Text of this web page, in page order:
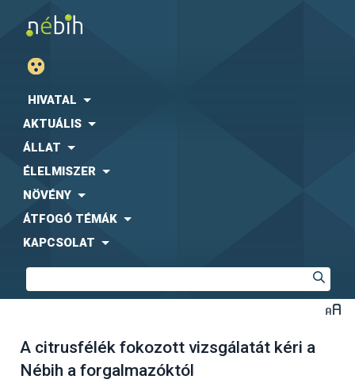
HIVATAL
AKTUÁLIS
ÁLLAT
ÉLELMISZER
NÖVÉNY
ÁTFOGÓ TÉMÁK
KAPCSOLAT
A citrusfélék fokozott vizsgálatát kéri a
Nébih a forgalmazóktól